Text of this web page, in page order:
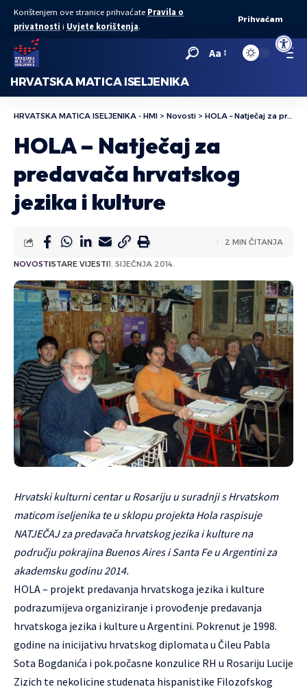
Open
Korištenjem ove stranice prihvaćate Pravila o
privatnosti i Uvjete korištenja.
Prihvaćam
Aa
HRVATSKA MATICA ISELJENIKA
HRVATSKA MATICA ISELJENIKA - HMI > Novosti > HOLA – Natječaj za predavača hrvatskog jezika i kulture
HOLA – Natječaj za
predavača hrvatskog
jezika i kulture
NOVOSTISTARE VIJESTI1. SIJEČNJA 2014.
2 MIN ČITANJA
Hrvatski kulturni centar u Rosariju u suradnji s Hrvatskom
maticom iseljenika te u sklopu projektaHola raspisuje
NATJEČAJ za predavača hrvatskog jezika i kulture na
području pokrajina Buenos Aires iSanta Fe u Argentini za
akademsku godinu 2014.
HOLA – projekt predavanja hrvatskoga jezika i kulture
podrazumijeva organiziranje i provođenje predavanja
hrvatskoga jezika i kulture u Argentini. Pokrenut je 1998.
godine na inicijativu hrvatskog diplomata u Čileu Pabla
Sota Bogdanića i pok.počasne konzulice RH u Rosariju Lucije
Zizich te nekolicine studenata hispanistike Filozofskog